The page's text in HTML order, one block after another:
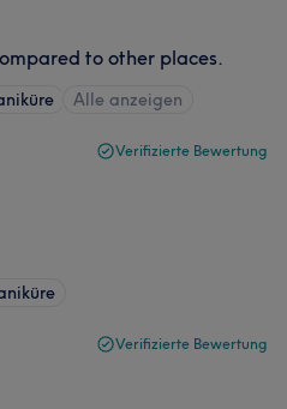
to other places.
Alle anzeigen
Verifizierte Bewertung
Verifizierte Bewertung